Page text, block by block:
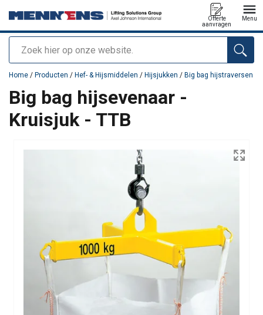
Zoeken
Offerte
aanvragen
Menu
toegevoegd aan uw offerte
Home / Producten / Hef- & Hijsmiddelen / Hijsjukken / Big bag hijstraversen
Big bag hijsevenaar -
Kruisjuk - TTB